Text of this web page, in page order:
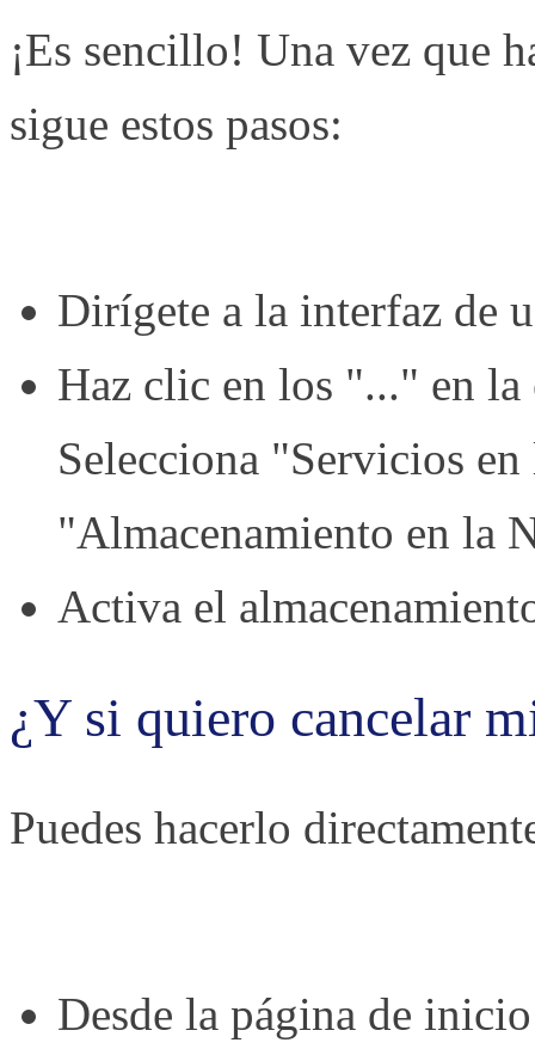
¡Es sencillo! Una vez que
sigue estos pasos:
Dirígete a la interfaz de
Haz clic en los "..." en la
Selecciona "Servicios
"Almacenamiento en la
Activa el
¿Y si quiero cancelar
Puedes hacerlo
Desde la página de